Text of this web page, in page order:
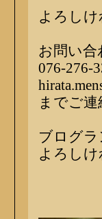
よろしけ
お問い合
076-276-
までご
ブログ
よろし